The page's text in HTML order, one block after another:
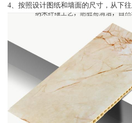
4、按照设计图纸和墙面的尺寸，从下往